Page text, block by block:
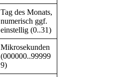
Tag des Monats,
numerisch ggf.
einstellig (0..31)
Mikrosekunden
(000000..99999
9)